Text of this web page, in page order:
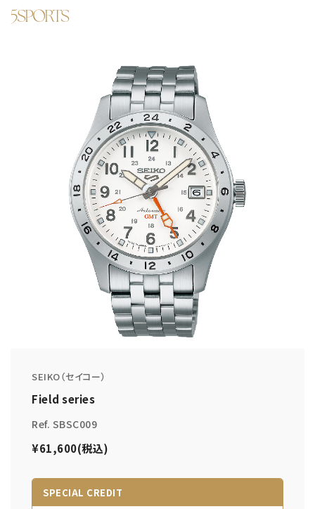
5SPORTS
SEIKO（セイコー）
Field series
Ref. SBSC009
¥61,600(税込)
SPECIAL CREDIT